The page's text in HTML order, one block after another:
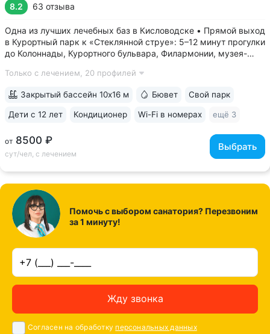
8.2 63 отзыва
Одна из лучших лечебных баз в Кисловодске • Прямой выход
в Курортный парк к «Стеклянной струе»: 5–12 минут прогулки
до Колоннады, Курортного бульвара, Филармонии, музея-
курортов: «Ессентуки-4» и «Славяновская» (Железноводск).
Только с лечением, 20 профилей
от 8500 ₽
сут/чел, с лечением
Выбрать
Закрытый бассейн 10х16 м Бювет Свой парк
Дети с 12 лет Кондиционер Wi-Fi в номерах ещё 3
Помочь с выбором санатория? Перезвоним
за 1 минуту!
Жду звонка
Согласен на обработку персональных данных